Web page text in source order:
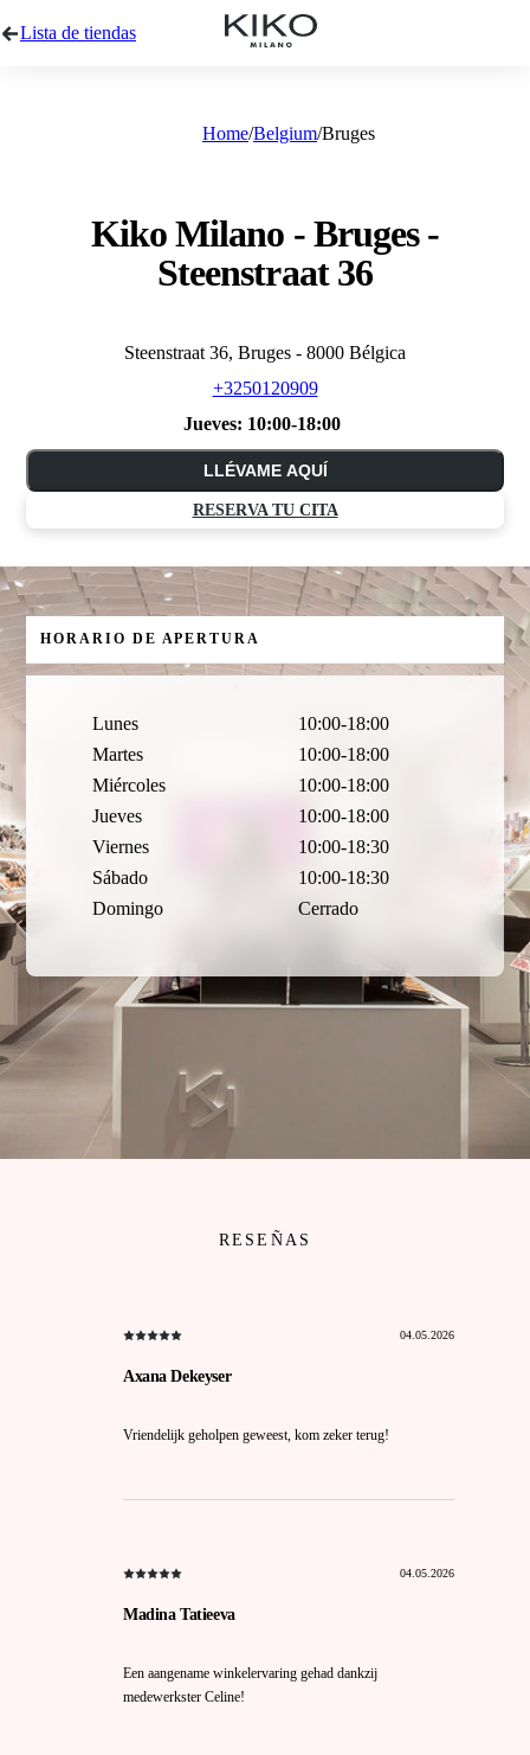
Lista de tiendas
Home Belgium Bruges
Kiko Milano - Bruges -
Steenstraat 36
Steenstraat 36, Bruges - 8000 Bélgica
+3250120909
Jueves: 10:00-18:00
LLÉVAME AQUÍ
RESERVA TU CITA
HORARIO DE APERTURA
Lunes
10:00-18:00
Martes
10:00-18:00
Miércoles
10:00-18:00
Jueves
10:00-18:00
Viernes
10:00-18:30
Sábado
10:00-18:30
Domingo
Cerrado
RESEÑAS
04.05.2026
Axana Dekeyser
Vriendelijk geholpen geweest, kom zeker terug!
04.05.2026
Madina Tatieeva
Een aangename winkelervaring gehad dankzij
medewerkster Celine!